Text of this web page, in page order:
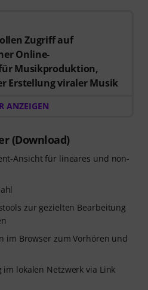
Zugriff auf
Online-
Musikproduktion,
Erstellung viraler Musik
im Zeitraum vom 15.07. bis
Monate vollen Zugriff auf
ArtMaster.com
Beat-
Arbeitsabläufe und
Partner, der
(Black Eyed Peas, Justin
(Adele, Beck, Pharrell
Lerne aus über 500
Kreative und
ANZEIGEN
(Download)
Ansicht für lineares und non-
zur gezielten Bearbeitung
im Browser zum Vorhören und
lokalen Netzwerk via Link